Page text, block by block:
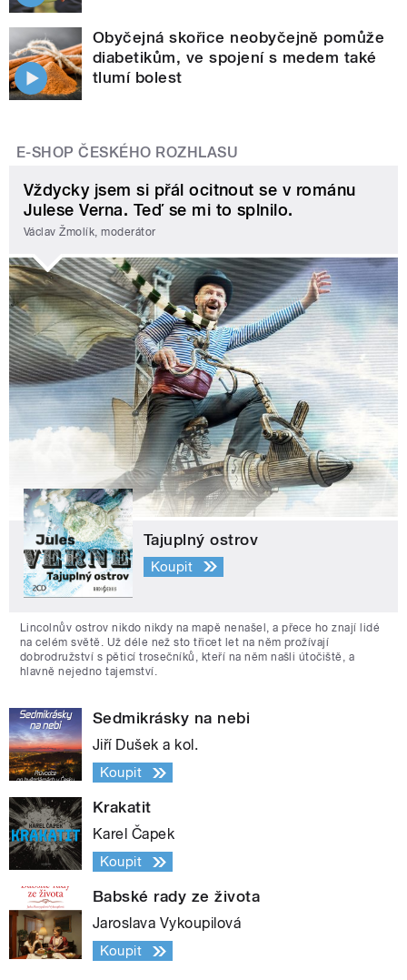
Obyčejná skořice neobyčejně pomůže
diabetikům, ve spojení s medem také
tlumí bolest
E-SHOP ČESKÉHO ROZHLASU
Vždycky jsem si přál ocitnout se v románu
Julese Verna. Teď se mi to splnilo.
Václav Žmolík, moderátor
Tajuplný ostrov
Koupit
Lincolnův ostrov nikdo nikdy na mapě nenašel, a přece ho znají lidé
na celém světě. Už déle než sto třicet let na něm prožívají
dobrodružství s pěticí trosečníků, kteří na něm našli útočiště, a
hlavně nejedno tajemství.
Sedmikrásky na nebi
Jiří Dušek a kol.
Koupit
Krakatit
Karel Čapek
Koupit
Babské rady ze života
Jaroslava Vykoupilová
Koupit